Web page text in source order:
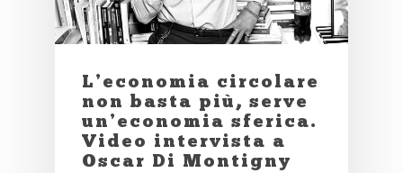
L’economia circolare
non basta più, serve
un’economia sferica.
Video intervista a
Oscar Di Montigny